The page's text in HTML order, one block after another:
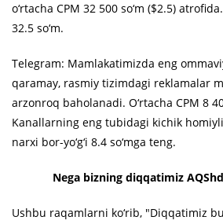
o‘rtacha CPM 32 500 so‘m ($2.5)
32.5 so‘m.
Telegram: Mamlakatimizda eng
qaramay, rasmiy tizimdagi reklamalar
arzonroq baholanadi. O‘rtacha CPM 8
Kanallarning eng tubidagi kichik
narxi bor-yo‘g‘i 8.4 so‘mga teng.
Nega bizning diqqatimiz
Ushbu raqamlarni ko‘rib, "Diqqatimiz